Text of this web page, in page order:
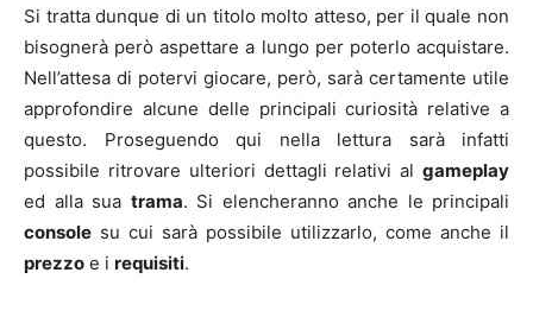
Si tratta dunque di un titolo molto atteso, per il quale non
bisognerà però aspettare a lungo per poterlo acquistare.
Nell’attesa di potervi giocare, però, sarà certamente utile
approfondire alcune delle principali curiosità relative a
questo. Proseguendo qui nella lettura sarà infatti
possibile ritrovare ulteriori dettagli relativi al gameplay
ed alla sua trama. Si elencheranno anche le principali
console su cui sarà possibile utilizzarlo, come anche il
prezzo e i requisiti.